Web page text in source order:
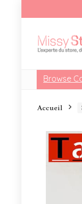
Browse
Accueil